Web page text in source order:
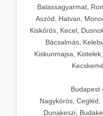
Balassagyarmat,
Aszód, Hatvan,
Kiskőrös, Kecel,
Bácsalmás,
Kiskunmajsa,
Budapest
Nagykörös, Cegléd,
Dunakeszi,